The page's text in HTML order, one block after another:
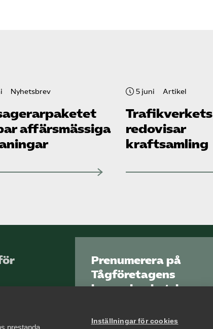
Nyhetsbrev
affärsmässiga
5 juni Artikel
Trafikverkets
redovisar
kraftsamling
Prenumerera på
Tågföretagens
branschnyhetsbrev
din inkorg.
prestanda
Inställningar för cookies